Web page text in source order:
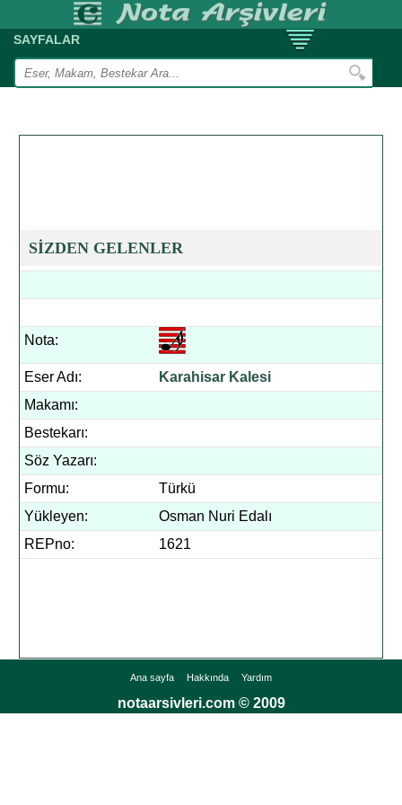
SAYFALAR
SİZDEN GELENLER
Nota:
Eser Adı:
Karahisar Kalesi
Makamı:
Bestekarı:
Söz Yazarı:
Formu:
Türkü
Yükleyen:
Osman Nuri Edalı
REPno:
1621
Ana sayfa Hakkında Yardım
notaarsivleri.com © 2009